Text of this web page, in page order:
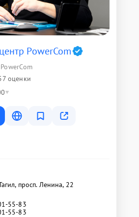
PowerCom
оценки
просп. Ленина, 22
55-83
55-83